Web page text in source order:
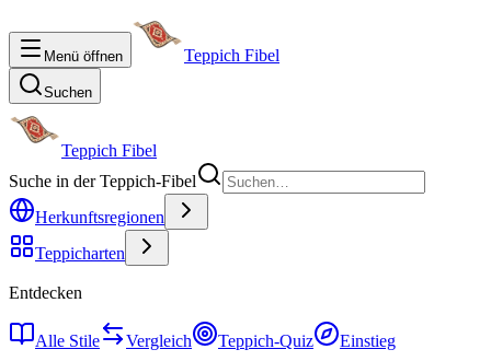
Menü öffnen Teppich Fibel
Suchen
Teppich Fibel
Suche in der Teppich-Fibel
Herkunftsregionen
Teppicharten
Entdecken
Alle Stile Vergleich Teppich-Quiz
Einstieg